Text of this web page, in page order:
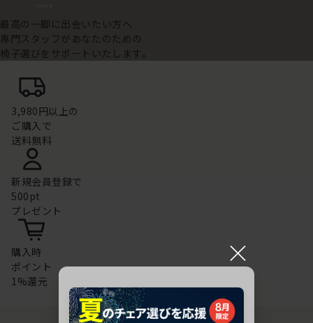
最高の一脚に出会いたい方へ
専門スタッフがあなたのための
椅子選びをサポートいたします。
3,980円以上の
ご購入で
送料無料
新規会員登録で
500pt
プレゼント
購入時
ポイント
1%還元
×